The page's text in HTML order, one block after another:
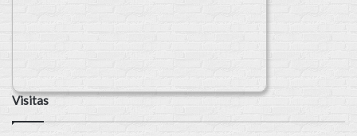
Visitas